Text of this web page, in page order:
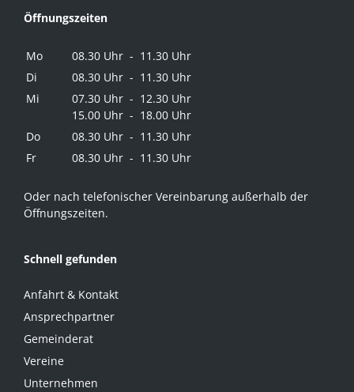
Öffnungszeiten
Mo
08.30 Uhr - 11.30 Uhr
Di
08.30 Uhr - 11.30 Uhr
Mi
07.30 Uhr - 12.30 Uhr
15.00 Uhr - 18.00 Uhr
Do
08.30 Uhr - 11.30 Uhr
Fr
08.30 Uhr - 11.30 Uhr
Oder nach telefonischer Vereinbarung außerhalb der
Öffnungszeiten.
Schnell gefunden
Anfahrt & Kontakt
Ansprechpartner
Gemeinderat
Vereine
Unternehmen